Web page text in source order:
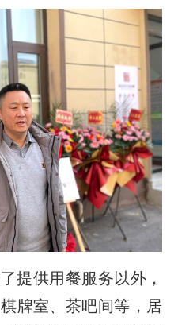
提供用餐服务以外，
牌室、茶吧间等，居